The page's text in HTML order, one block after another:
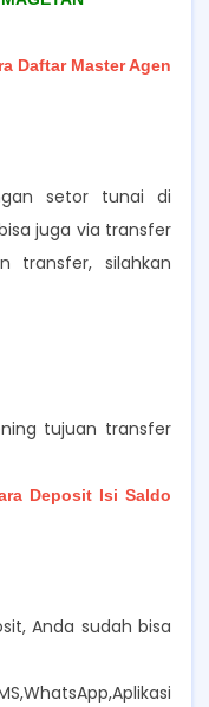
Daftar Master Agen
setor tunai di
juga via transfer
transfer, silahkan
tujuan transfer
Deposit Isi Saldo
Anda sudah bisa